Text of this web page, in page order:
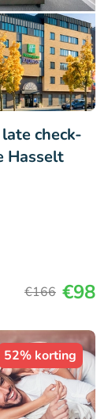
check-
Hasselt
€166 €98
52% korting